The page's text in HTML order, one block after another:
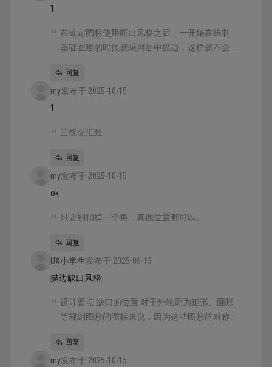
1
在确定图标使用断口风格之后，一开始在绘制
基础图形的时候就采用居中描边，这样就不会
为圆角端点便完成了。
回复
my发布于 2025-10-15
1
三线交汇处
回复
my发布于 2025-10-15
ok
只要别扣掉一个角，其他位置都可以。
回复
UX小学生发布于 2025-06-13
描边缺口风格
设计要点 缺口的位置 对于外轮廓为矩形、圆形
等规则图形的图标来说，因为这些图形的对称
扣掉一个角，其他位置都可以。
回复
my发布于 2025-10-15